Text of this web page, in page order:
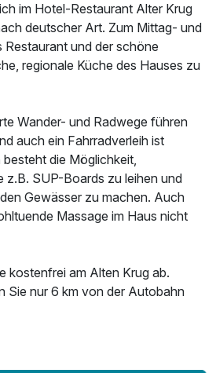
im Hotel-Restaurant Alter Krug
deutscher Art. Zum Mittag- und
Restaurant und der schöne
regionale Küche des Hauses zu
Wander- und Radwege führen
auch ein Fahrradverleih ist
die Möglichkeit,
z.B. SUP-Boards zu leihen und
Gewässer zu machen. Auch
Massage im Haus nicht
kostenfrei am Alten Krug ab.
Sie nur 6 km von der Autobahn